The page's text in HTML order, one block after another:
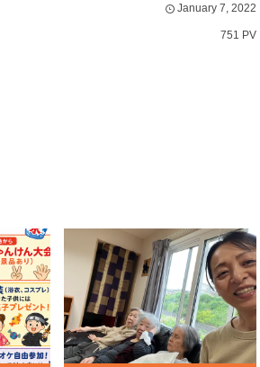
January 7 2022
751 PV
otagai-salonの記事一覧